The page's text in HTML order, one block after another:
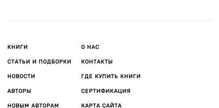
КНИГИ
СТАТЬИ И ПОДБОРКИ
НОВОСТИ
АВТОРЫ
НОВЫМ АВТОРАМ
О НАС
КОНТАКТЫ
ГДЕ КУПИТЬ КНИГИ
СЕРТИФИКАЦИЯ
КАРТА САЙТА